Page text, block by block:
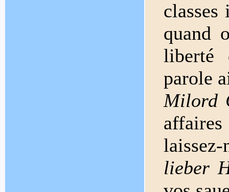
classes
quand
liberté
parole
Milord
lieber